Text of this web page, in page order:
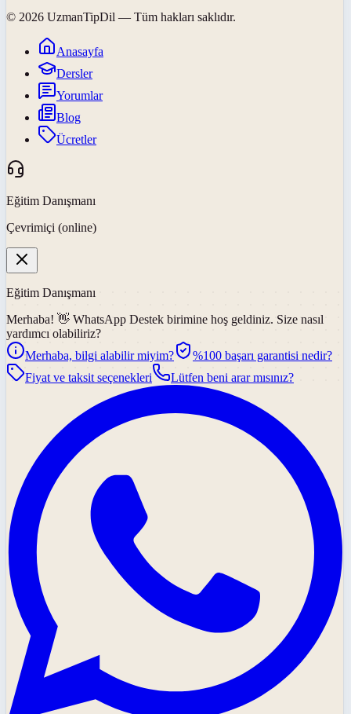
© 2026 UzmanTipDil — Tüm hakları saklıdır.
Anasayfa
Dersler
Yorumlar
Blog
Ücretler
Eğitim Danışmanı
Çevrimiçi (online)
Eğitim Danışmanı
Merhaba! 👋 WhatsApp Destek birimine hoş geldiniz. Size nasıl
yardımcı olabiliriz?
Merhaba, bilgi alabilir miyim?
%100 başarı garantisi nedir?
Fiyat ve taksit seçenekleri
Lütfen beni arar mısınız?